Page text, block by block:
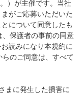
）が主催です。当社
がご応募いただいた
について同意したも
保護者の事前の同意
読みになり本規約に
のご同意は、すべて
まに発生した損害に